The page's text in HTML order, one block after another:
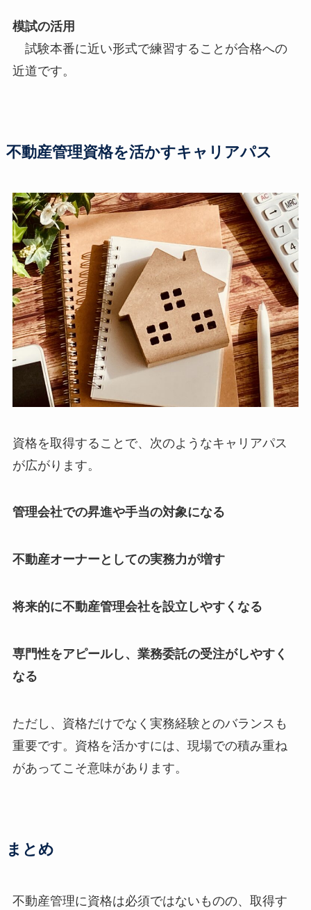
模試の活用
試験本番に近い形式で練習することが合格への
近道です。
不動産管理資格を活かすキャリアパス
資格を取得することで、次のようなキャリアパス
が広がります。
管理会社での昇進や手当の対象になる
不動産オーナーとしての実務力が増す
将来的に不動産管理会社を設立しやすくなる
専門性をアピールし、業務委託の受注がしやすく
なる
ただし、資格だけでなく実務経験とのバランスも
重要です。資格を活かすには、現場での積み重ね
があってこそ意味があります。
まとめ
不動産管理に資格は必須ではないものの、取得す